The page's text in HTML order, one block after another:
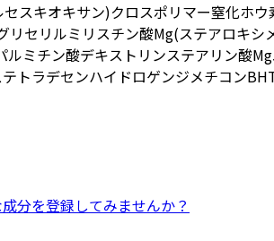
スキオキサン)クロスポリマー窒化ホウ
リセリルミリスチン酸Mg(ステアロキシ
ルミチン酸デキストリンステアリン酸Mg
テトラデセンハイドロゲンジメチコン
分を登録してみませんか？